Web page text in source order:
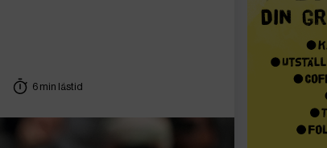
6 min lästid